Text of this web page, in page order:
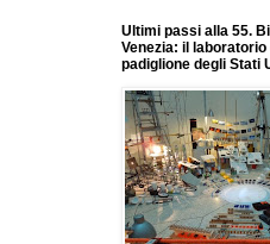
Ultimi passi alla 55.
Venezia: il laboratorio
padiglione degli Stati